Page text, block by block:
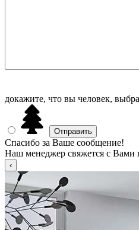
докажите, что вы человек,
Спасибо за Ваше сообщение!
Наш менеджер свяжется с Вами